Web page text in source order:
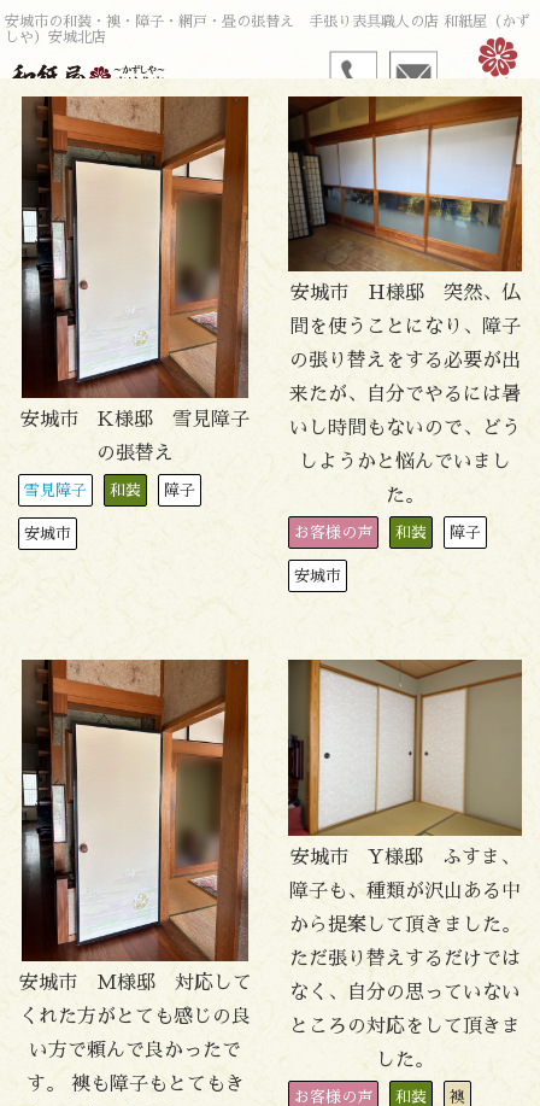
安城市の和装・襖・障子・網戸・畳の張替え 手張り表具職人の店 和紙屋（かず
しや）安城北店
安城市 K様邸 雪見障子
の張替え
雪見障子 和装 障子
安城市
安城市 H様邸 突然、仏
間を使うことになり、障子
の張り替えをする必要が出
来たが、自分でやるには暑
いし時間もないので、どう
しようかと悩んでいまし
た。
お客様の声 和装 障子
安城市
安城市 M様邸 対応して
くれた方がとても感じの良
い方で頼んで良かったで
す。 襖も障子もとてもき
安城市 Y様邸 ふすま、
障子も、種類が沢山ある中
から提案して頂きました。
ただ張り替えするだけでは
なく、自分の思っていない
ところの対応をして頂きま
した。
お客様の声 和装 襖